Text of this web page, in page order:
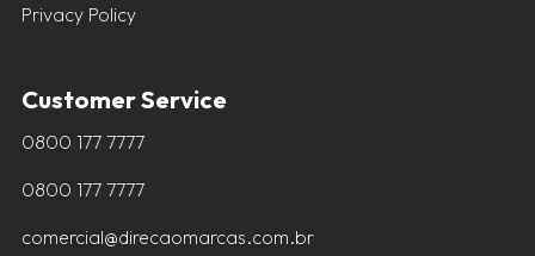
Privacy Policy
Customer Service
0800 177 7777
0800 177 7777
comercial@direcaomarcas.com.br